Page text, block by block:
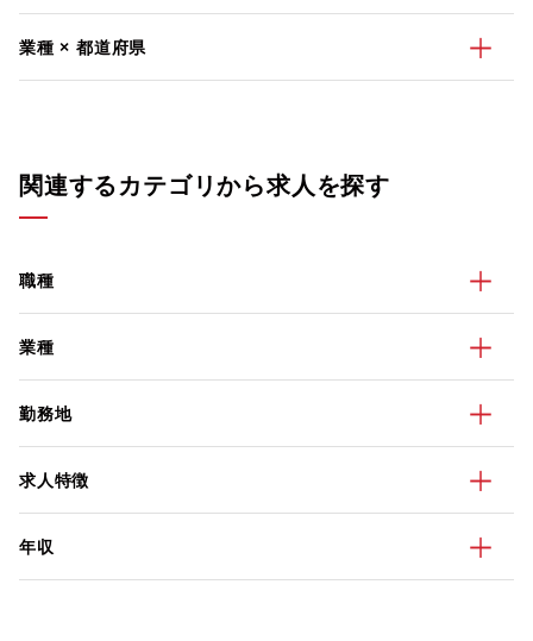
業種 × 都道府県
関連するカテゴリから求人を探す
職種
業種
勤務地
求人特徴
年収